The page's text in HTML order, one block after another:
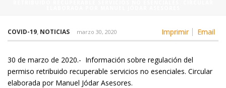
Imprimir Email
COVID-19, NOTICIAS marzo 30, 2020
30 de marzo de 2020.- Información sobre regulación del
permiso retribuido recuperable servicios no esenciales. Circular
elaborada por Manuel Jódar Asesores.